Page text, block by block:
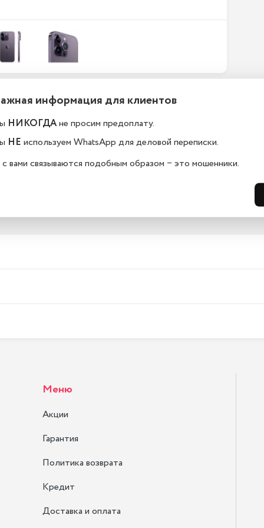
новые или
в kaliningrad.istoreapple.ru
оригинальные, с полной
комплектацией.
Какой срок гарантии?
На всю технику, представленную у
дней. Обмен и возврат возможен в
Меню
Акции
Гарантия
Политика возврата
Кредит
Доставка и оплата
информация для клиентов
НИКОГДАне просим предоплату.
НЕ используем WhatsApp для деловой переписки.
вами связываются подобным образом − это мошенники.